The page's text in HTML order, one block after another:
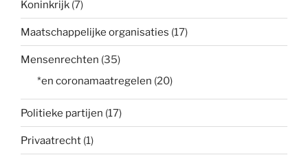
Koninkrijk (7)
Maatschappelijke organisaties (17)
Mensenrechten (35)
*en coronamaatregelen (20)
Politieke partijen (17)
Privaatrecht (1)